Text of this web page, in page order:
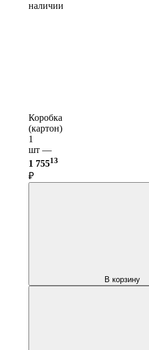
наличии
Коробка
(картон)
1
шт —
1 75513
₽
В корзину